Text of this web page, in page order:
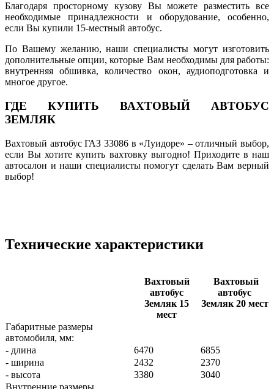
Благодаря просторному кузову Вы можете разместить все
необходимые принадлежности и оборудование, особенно,
если Вы купили 15-местный автобус.
По Вашему желанию, наши специалисты могут изготовить
дополнительные опции, которые Вам необходимы для работы:
внутренняя обшивка, количество окон, аудиоподготовка и
многое другое.
ГДЕ КУПИТЬ ВАХТОВЫЙ АВТОБУС
ЗЕМЛЯК
Вахтовый автобус ГАЗ 33086 в «Луидоре» – отличный выбор,
если Вы хотите купить вахтовку выгодно! Приходите в наш
автосалон и наши специалисты помогут сделать Вам верный
выбор!
Технические характеристики
Вахтовый
автобус
Земляк 15
мест
Вахтовый
автобус
Земляк 20 мест
Габаритные размеры
автомобиля, мм:
- длина
6470
6855
- ширина
2432
2370
- высота
3380
3040